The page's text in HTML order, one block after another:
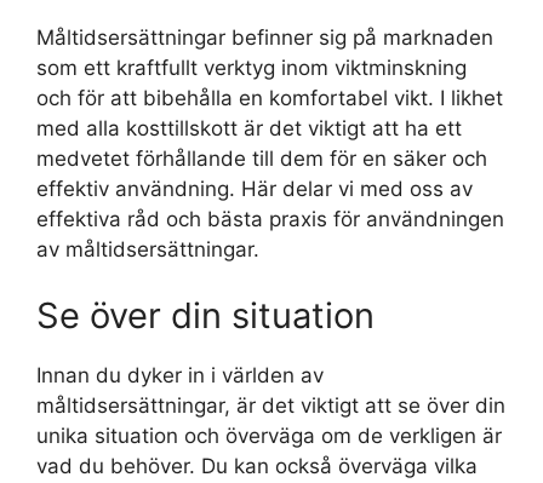
Måltidsersättningar befinner sig på marknaden
som ett kraftfullt verktyg inom viktminskning
och för att bibehålla en komfortabel vikt. I likhet
med alla kosttillskott är det viktigt att ha ett
medvetet förhållande till dem för en säker och
effektiv användning. Här delar vi med oss av
effektiva råd och bästa praxis för användningen
av måltidsersättningar.
Se över din situation
Innan du dyker in i världen av
måltidsersättningar, är det viktigt att se över din
unika situation och överväga om de verkligen är
vad du behöver. Du kan också överväga vilka